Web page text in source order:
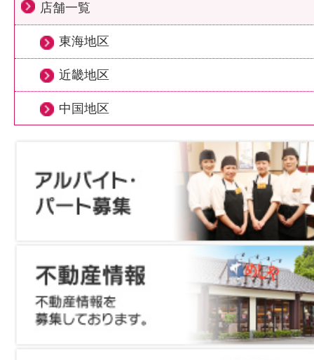
店舗一覧
東海地区
近畿地区
中国地区